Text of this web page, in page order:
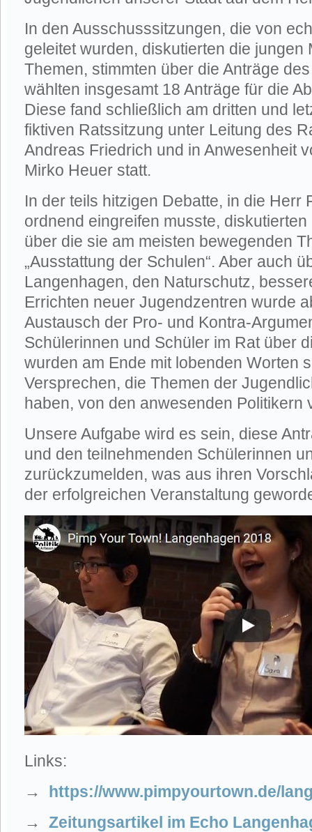
In den Ausschusssitzungen, die von
geleitet wurden, diskutierten die jungen
Themen, stimmten über die Anträge
wählten insgesamt 18 Anträge für die
Diese fand schließlich am dritten und
fiktiven Ratssitzung unter Leitung des
Andreas Friedrich und in Anwesenheit
Mirko Heuer statt.
In der teils hitzigen Debatte, in die Herr
ordnend eingreifen musste,
über die sie am meisten bewegenden
„Ausstattung der Schulen“. Aber auch
Langenhagen, den Naturschutz,
Errichten neuer Jugendzentren wurde
Austausch der Pro- und Kontra-
Schülerinnen und Schüler im Rat über
wurden am Ende mit lobenden Worten
Versprechen, die Themen der
haben, von den anwesenden Politikern
Unsere Aufgabe wird es sein, diese
und den teilnehmenden Schülerinnen
zurückzumelden, was aus ihren
der erfolgreichen Veranstaltung
Links:
→
https://www.pimpyourtown.de/
→ Zeitungsartikel im Echo